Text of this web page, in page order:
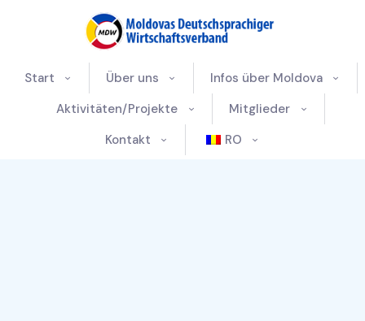
Start Über uns
Infos über Moldova
Aktivitäten/Projekte
Mitglieder
Kontakt
RO